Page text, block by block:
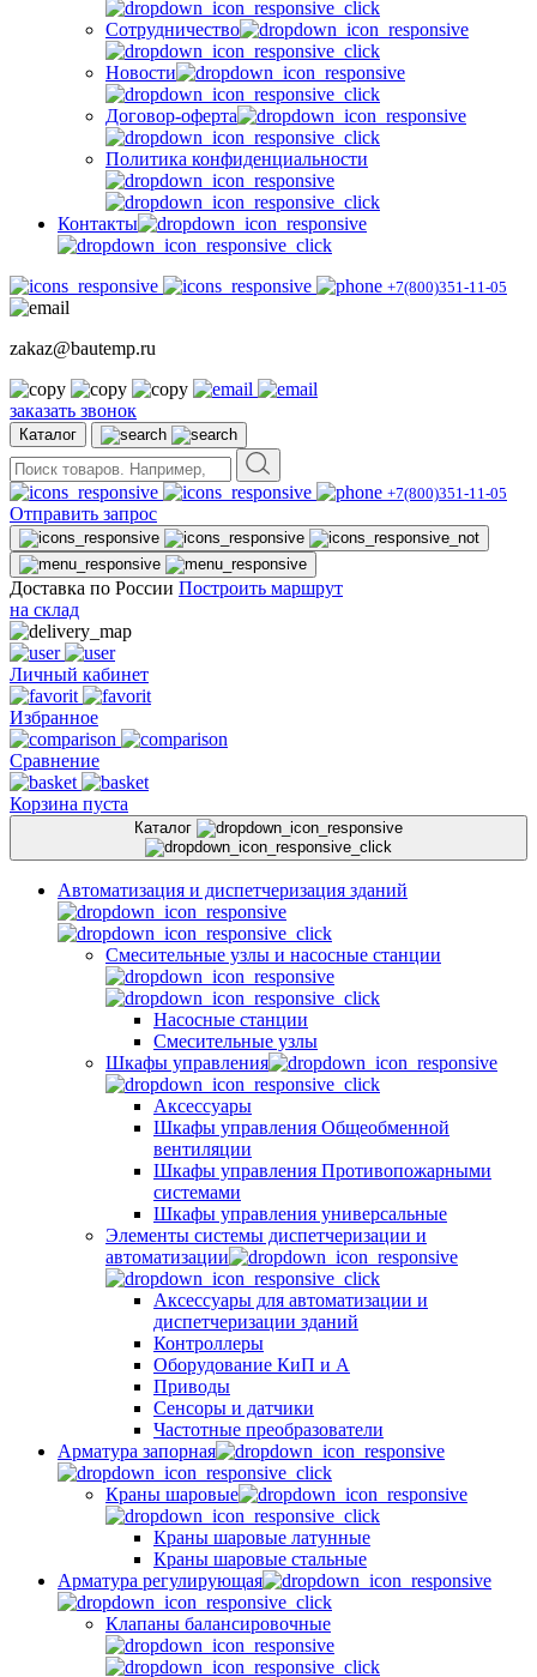
Сотрудничество
Новости
Договор-оферта
Политика конфиденциальности
Контакты
+7(800)351-11-05
zakaz@bautemp.ru
заказать звонок
Каталог
+7(800)351-11-05
Отправить запрос
Доставка по России Построить маршрут
на склад
Личный кабинет
Избранное
Сравнение
Корзина пуста
Каталог
Автоматизация и диспетчеризация зданий
Смесительные узлы и насосные станции
Насосные станции
Смесительные узлы
Шкафы управления
Аксессуары
Шкафы управления Общеобменной
вентиляции
Шкафы управления Противопожарными
системами
Шкафы управления универсальные
Элементы системы диспетчеризации и
автоматизации
Аксессуары для автоматизации и
диспетчеризации зданий
Контроллеры
Оборудование КиП и А
Приводы
Сенсоры и датчики
Частотные преобразователи
Арматура запорная
Краны шаровые
Краны шаровые латунные
Краны шаровые стальные
Арматура регулирующая
Клапаны балансировочные